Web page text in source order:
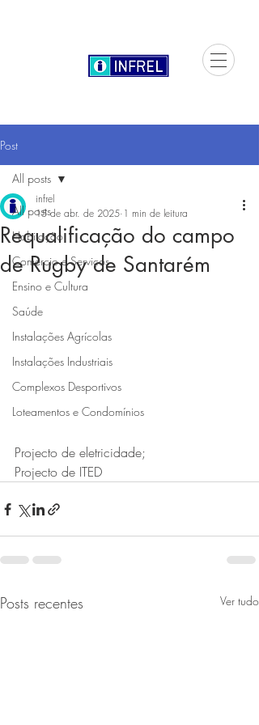
Post
All posts
Habitação
Comercio e Serviços
Ensino e Cultura
Saúde
Instalações Agrícolas
Instalações Industriais
Complexos Desportivos
Loteamentos e Condomínios
All posts
Requalificação do campo
de Rugby de Santarém
infrel
15 de abr. de 2025 1 min de leitura
Projecto de eletricidade;
Projecto de ITED
Posts recentes Ver tudo